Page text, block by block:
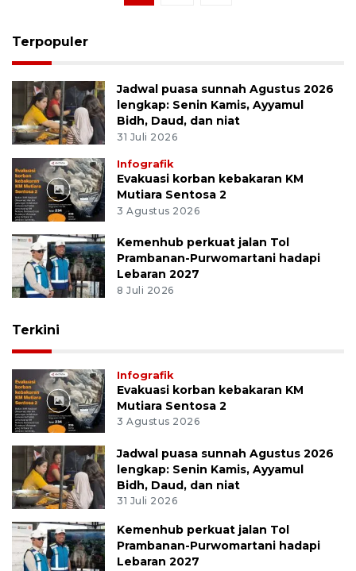
Terpopuler
Jadwal puasa sunnah Agustus 2026
lengkap: Senin Kamis, Ayyamul
Bidh, Daud, dan niat
31 Juli 2026
Infografik
Evakuasi korban kebakaran KM
Mutiara Sentosa 2
3 Agustus 2026
Kemenhub perkuat jalan Tol
Prambanan-Purwomartani hadapi
Lebaran 2027
8 Juli 2026
Terkini
Infografik
Evakuasi korban kebakaran KM
Mutiara Sentosa 2
3 Agustus 2026
Jadwal puasa sunnah Agustus 2026
lengkap: Senin Kamis, Ayyamul
Bidh, Daud, dan niat
31 Juli 2026
Kemenhub perkuat jalan Tol
Prambanan-Purwomartani hadapi
Lebaran 2027